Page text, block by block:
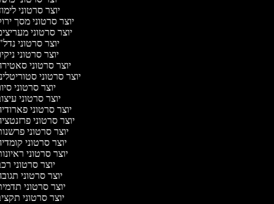
יוצר סרטוני
יוצר סרטוני מסך
יוצר סרטוני
יוצר סרטוני
יוצר סרטוני
יוצר סרטוני
יוצר סרטוני
יוצר סרטוני
יוצר סרטוני
יוצר סרטוני
יוצר סרטוני
יוצר סרטוני
יוצר סרטוני
יוצר סרטוני
יוצר סרטוני
יוצר סרטוני
יוצר סרטוני
יוצר סרטוני